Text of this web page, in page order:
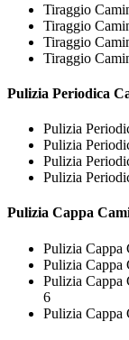
Tiraggio
Tiraggio
Tiraggio
Tiraggio
Pulizia Periodica
Pulizia
Pulizia
Pulizia
Pulizia
Pulizia Cappa
Pulizia
Pulizia Cappa
Pulizia
6
Pulizia